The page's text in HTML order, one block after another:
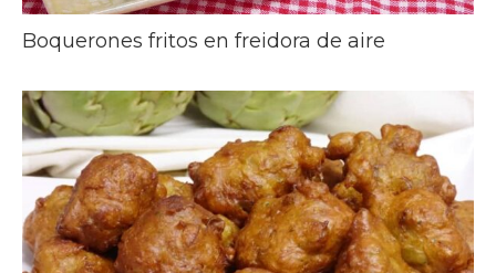
Boquerones fritos en freidora de aire